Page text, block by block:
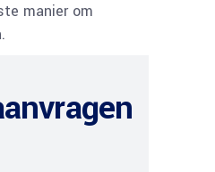
manier om